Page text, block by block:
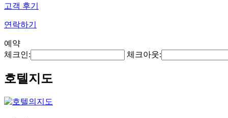
고객 후기
연락하기
예약
체크인:
체크아웃:
호텔지도